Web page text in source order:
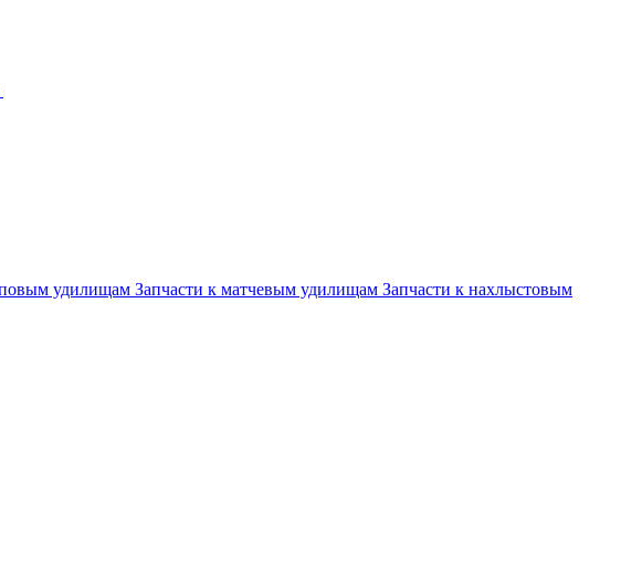
удилищам Запчасти к матчевым удилищам Запчасти к нахлыстовым